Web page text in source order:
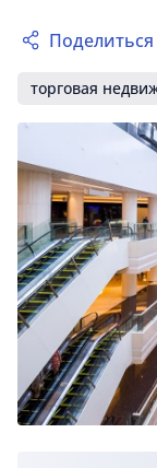
Поделиться
торговая